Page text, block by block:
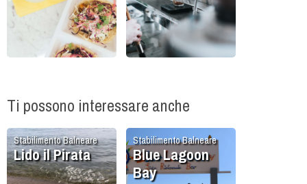
Ti possono interessare anche
Stabilimento Balneare
Lido il Pirata
Stabilimento Balneare
Blue Lagoon
Bay